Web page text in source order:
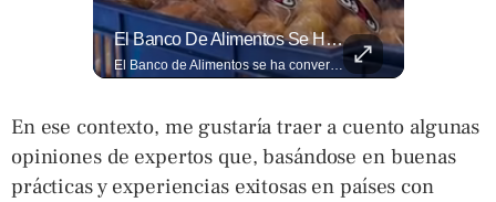
El Banco De Alimentos Se Ha Convertido En Un Puente De Supervivencia: Un Motor Humano Que Recupera Excedentes Comerciales Y Productos Con Fecha Corta De...
El Banco de Alimentos se ha convertido en un puente de supervivencia: un motor humano que recupera excedentes comerciales y productos con fecha corta de vencimiento para transformarlos en raciones de nutrición para miles de familias que luchan por asegurar un plato en la mesa. Entramos a su centro de acopio para mostrarte la minuciosa logística y el esfuerzo de los voluntarios que rescatan comida para aliviar el hambre de los más vulnerables. Lee más 👉 eldiariodehoy.com
En ese contexto, me gustaría traer a cuento algunas
opiniones de expertos que, basándose en buenas
prácticas y experiencias exitosas en países con